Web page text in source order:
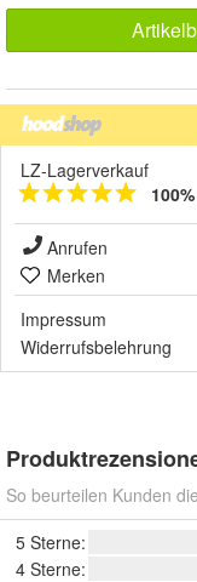
LZ-Lagerverkauf
Anrufen
Merken
Impressum
Widerrufsbelehrung
So beurteilen Kunden
5 Sterne:
4 Sterne: